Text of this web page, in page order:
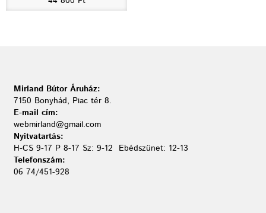
Mirland Bútor Áruház:
7150 Bonyhád, Piac tér 8.
E-mail cím:
webmirland@gmail.com
Nyitvatartás:
H-CS 9-17 P 8-17 Sz: 9-12 Ebédszünet: 12-13
Telefonszám:
06 74/451-928